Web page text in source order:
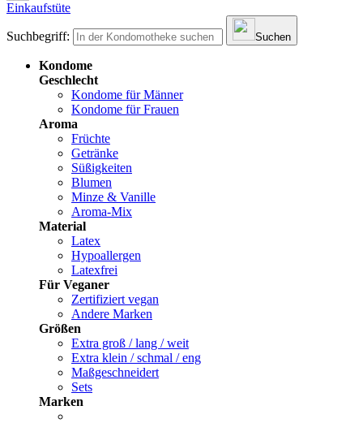
Einkaufstüte
Suchbegriff: Suchen
Kondome
Geschlecht
Kondome für Männer
Kondome für Frauen
Aroma
Früchte
Getränke
Süßigkeiten
Blumen
Minze & Vanille
Aroma-Mix
Material
Latex
Hypoallergen
Latexfrei
Für Veganer
Zertifiziert vegan
Andere Marken
Größen
Extra groß / lang / weit
Extra klein / schmal / eng
Maßgeschneidert
Sets
Marken